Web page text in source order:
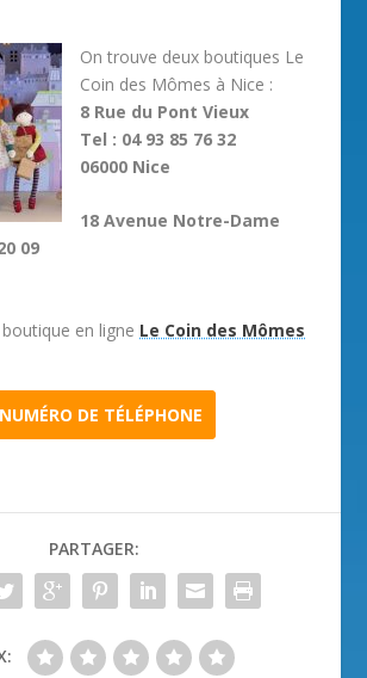
On trouve deux boutiques Le
Coin des Mômes à Nice :
8 Rue du Pont Vieux
Tel : 04 93 85 76 32
06000 Nice
18 Avenue Notre-Dame
09
en ligne Le Coin des Mômes
NUMÉRO DE TÉLÉPHONE
PARTAGER: